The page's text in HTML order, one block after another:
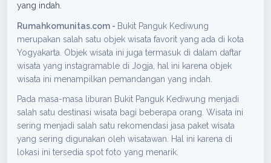
yang indah.
Rumahkomunitas.com - Bukit Panguk Kediwung
merupakan salah satu objek wisata favorit yang ada di kota
Yogyakarta. Objek wisata ini juga termasuk di dalam daftar
wisata yang instagramable di Jogja, hal ini karena objek
wisata ini menampilkan pemandangan yang indah.
Pada masa-masa liburan Bukit Panguk Kediwung menjadi
salah satu destinasi wisata bagi beberapa orang. Wisata ini
sering menjadi salah satu rekomendasi jasa paket wisata
yang sering digunakan oleh wisatawan. Hal ini karena di
lokasi ini tersedia spot foto yang menarik.